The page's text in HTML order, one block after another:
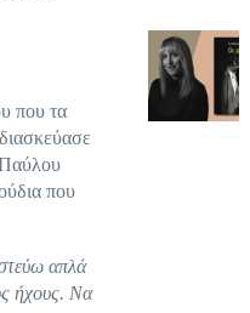
που τα
Παύλου
που
απλά
ήχους. Να